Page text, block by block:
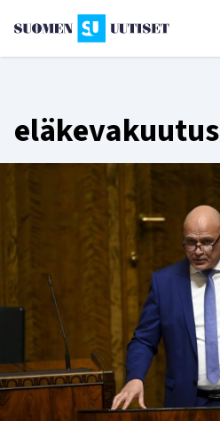
eläkevakuutus